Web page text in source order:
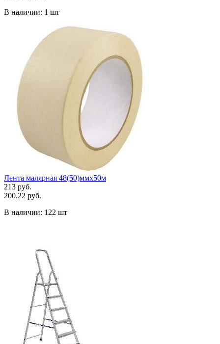
В наличии: 1 шт
Лента малярная 48(50)ммх50м
213 руб.
200.22 руб.
В наличии: 122 шт